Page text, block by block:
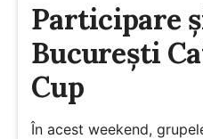
Participare
București
Cup
În acest weekend,